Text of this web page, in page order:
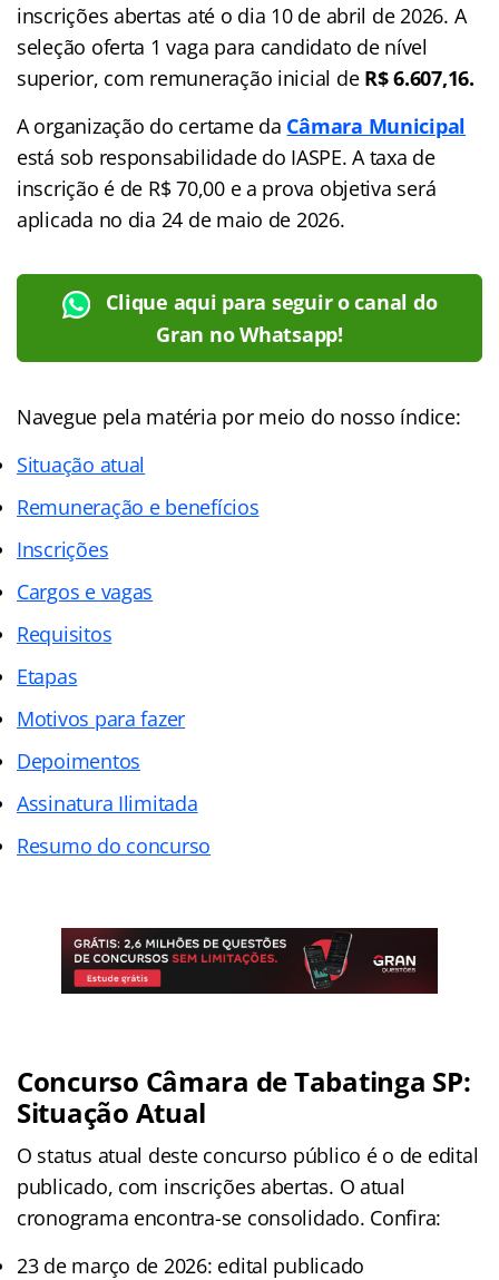
inscrições abertas até o dia 10 de abril de 2026. A
seleção oferta 1 vaga para candidato de nível
superior, com remuneração inicial de R$ 6.607,16.
A organização do certame da Câmara Municipal
está sob responsabilidade do IASPE. A taxa de
inscrição é de R$ 70,00 e a prova objetiva será
aplicada no dia 24 de maio de 2026.
Clique aqui para seguir o canal do
Gran no Whatsapp!
Navegue pela matéria por meio do nosso índice:
Situação atual
Remuneração e benefícios
Inscrições
Cargos e vagas
Requisitos
Etapas
Motivos para fazer
Depoimentos
Assinatura Ilimitada
Resumo do concurso
Concurso Câmara de Tabatinga SP:
Situação Atual
O status atual deste concurso público é o de edital
publicado, com inscrições abertas. O atual
cronograma encontra-se consolidado. Confira:
23 de março de 2026: edital publicado